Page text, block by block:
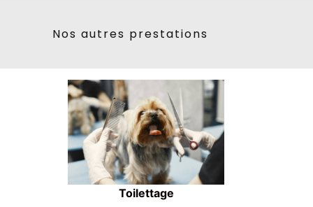
Nos autres prestations
Toilettage